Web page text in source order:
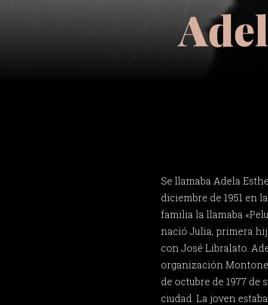
Se llamaba Adela
diciembre de 1951 en
familia la llamaba
nació Julia, primera
con José Libralato.
organización
de octubre de 1977
ciudad. La joven